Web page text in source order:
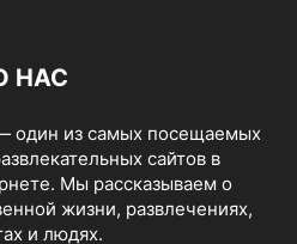
НАС
один из самых посещаемых
сайтов в
Мы рассказываем о
жизни, развлечениях,
и людях.